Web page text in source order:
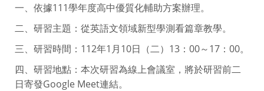
一、依據111學年度高中優質化輔助方案辦理。
二、研習主題：從英語文領域新型學測看篇章教學。
三、研習時間：112年1月10日（二）13：00～17：00。
四、研習地點：本次研習為線上會議室，將於研習前二
日寄發Google Meet連結。